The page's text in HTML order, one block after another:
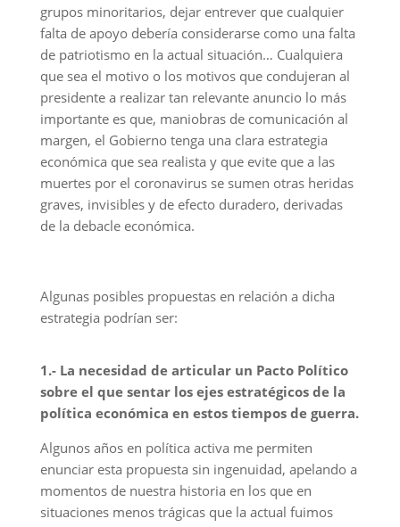
grupos minoritarios, dejar entrever que cualquier
falta de apoyo debería considerarse como una falta
de patriotismo en la actual situación… Cualquiera
que sea el motivo o los motivos que condujeran al
presidente a realizar tan relevante anuncio lo más
importante es que, maniobras de comunicación al
margen, el Gobierno tenga una clara estrategia
económica que sea realista y que evite que a las
muertes por el coronavirus se sumen otras heridas
graves, invisibles y de efecto duradero, derivadas
de la debacle económica.
Algunas posibles propuestas en relación a dicha
estrategia podrían ser:
1.- La necesidad de articular un Pacto Político
sobre el que sentar los ejes estratégicos de la
política económica en estos tiempos de guerra.
Algunos años en política activa me permiten
enunciar esta propuesta sin ingenuidad, apelando a
momentos de nuestra historia en los que en
situaciones menos trágicas que la actual fuimos